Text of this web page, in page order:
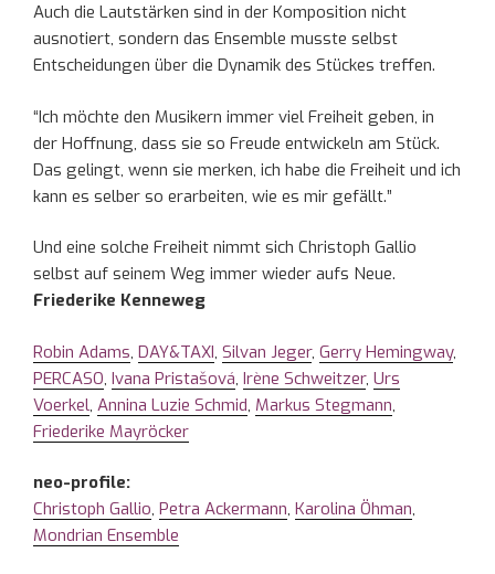
Auch die Lautstärken sind in der Komposition nicht
ausnotiert, sondern das Ensemble musste selbst
Entscheidungen über die Dynamik des Stückes treffen.
“Ich möchte den Musikern immer viel Freiheit geben, in
der Hoffnung, dass sie so Freude entwickeln am Stück.
Das gelingt, wenn sie merken, ich habe die Freiheit und ich
kann es selber so erarbeiten, wie es mir gefällt.”
Und eine solche Freiheit nimmt sich Christoph Gallio
selbst auf seinem Weg immer wieder aufs Neue.
Friederike Kenneweg
Robin Adams, DAY&TAXI, Silvan Jeger, Gerry Hemingway,
PERCASO, Ivana Pristašová, Irène Schweitzer, Urs
Voerkel, Annina Luzie Schmid, Markus Stegmann,
Friederike Mayröcker
neo-profile:
Christoph Gallio, Petra Ackermann, Karolina Öhman,
Mondrian Ensemble